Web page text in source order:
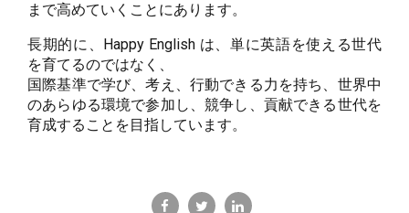
まで高めていくことにあります。
長期的に、Happy English は、単に英語を使える世代
を育てるのではなく、
国際基準で学び、考え、行動できる力を持ち、世界中
のあらゆる環境で参加し、競争し、貢献できる世代を
育成することを目指しています。